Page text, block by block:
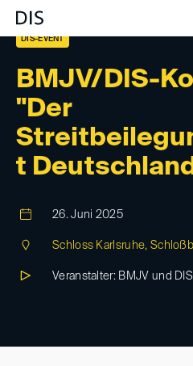
BMJV/DIS-
"Der
t
DIS-EVENT
26. Juni 2025
Schloss Karlsruhe,
Veranstalter: BMJV und DIS